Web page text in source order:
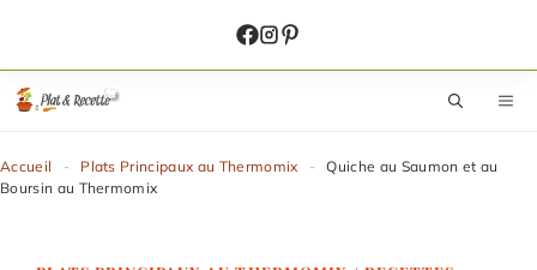
contenu
Accueil - Plats Principaux au Thermomix -
Quiche au Saumon et au
Boursin au Thermomix